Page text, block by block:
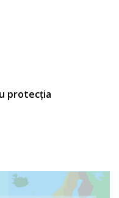
protecția